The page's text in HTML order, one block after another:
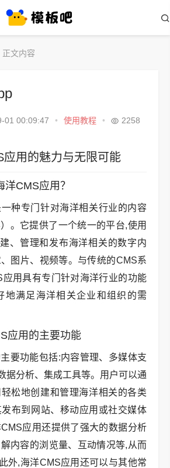
正文内容
01 00:09:47 • 使用教程 •
2258
应用的魅力与无限可能
CMS应用？
种专门针对海洋相关行业的内容
。它提供了一个统一的平台,使用
、管理和发布海洋相关的数字内
图片、视频等。与传统的CMS系
应用具有专门针对海洋行业的功能
地满足海洋相关企业和组织的需
应用的主要功能
要功能包括:内容管理、多媒体支
据分析、集成工具等。用户可以通
松地创建和管理海洋相关的各类
布到网站、移动应用或社交媒体
应用还提供了强大的数据分析
内容的浏览量、互动情况等,从而
外,海洋CMS应用还可以与其他常